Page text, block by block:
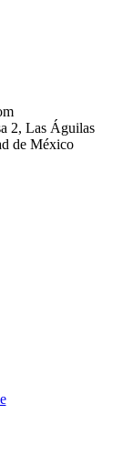
2, Las Águilas
de México